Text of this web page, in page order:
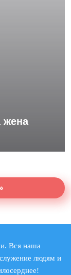
жена
Вся наша
людям и